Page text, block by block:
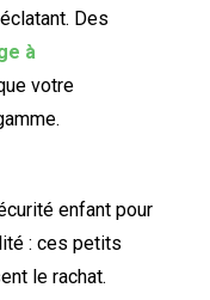
Des
à
votre
enfant pour
: ces petits
le rachat.